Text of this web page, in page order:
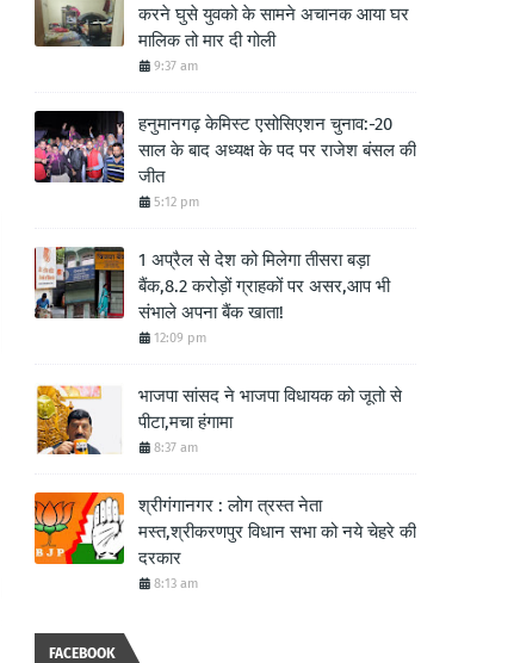
करने घुसे युवको के सामने अचानक आया घर
मालिक तो मार दी गोली
9:37 am
हनुमानगढ़ केमिस्ट एसोसिएशन चुनाव:-20
साल के बाद अध्यक्ष के पद पर राजेश बंसल की
जीत
5:12 pm
1 अप्रैल से देश को मिलेगा तीसरा बड़ा
बैंक,8.2 करोड़ों ग्राहकों पर असर,आप भी
संभाले अपना बैंक खाता!
12:09 pm
भाजपा सांसद ने भाजपा विधायक को जूतो से
पीटा,मचा हंगामा
8:37 am
श्रीगंगानगर : लोग त्रस्त नेता
मस्त,श्रीकरणपुर विधान सभा को नये चेहरे की
दरकार
8:13 am
FACEBOOK